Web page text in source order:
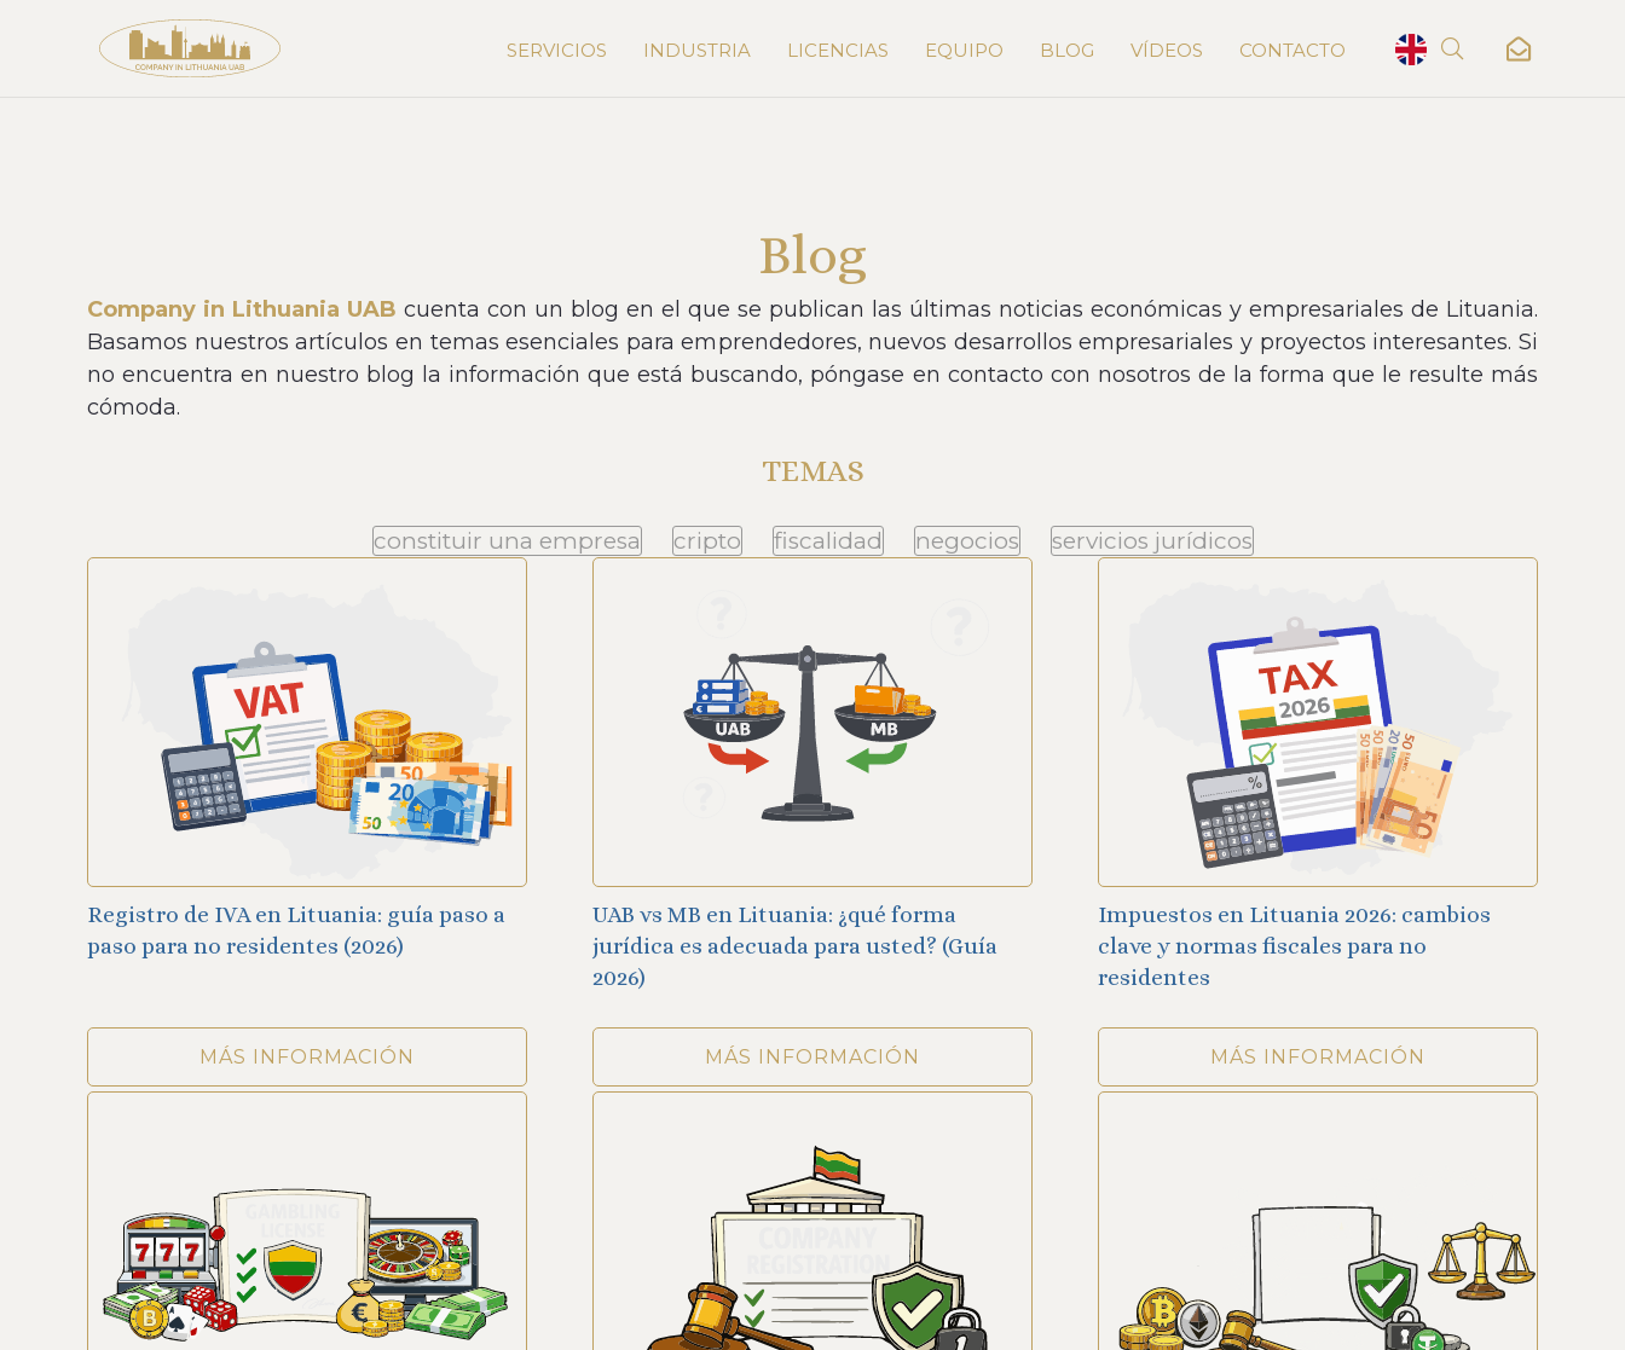
SERVICIOS INDUSTRIA LICENCIAS EQUIPO BLOG VÍDEOS CONTACTO
Blog
Company in Lithuania UAB cuenta con un blog en el que se publican las últimas noticias económicas y empresariales de Lituania.
Basamos nuestros artículos en temas esenciales para emprendedores, nuevos desarrollos empresariales y proyectos interesantes. Si
no encuentra en nuestro blog la información que está buscando, póngase en contacto con nosotros de la forma que le resulte más
cómoda.
TEMAS
constituir una empresa cripto fiscalidad negocios servicios jurídicos
Registro de IVA en Lituania: guía paso a
paso para no residentes (2026)
MÁS INFORMACIÓN
UAB vs MB en Lituania: ¿qué forma
jurídica es adecuada para usted? (Guía
2026)
MÁS INFORMACIÓN
Impuestos en Lituania 2026: cambios
clave y normas fiscales para no
residentes
MÁS INFORMACIÓN